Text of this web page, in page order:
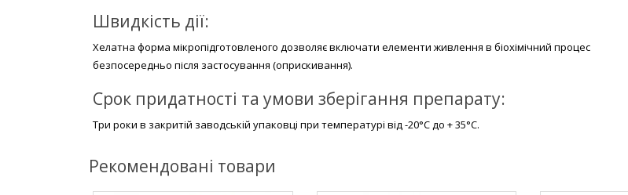
Швидкість дії:
Хелатна форма мікропідготовленого дозволяє включати елементи живлення в біохімічний процес
безпосередньо після застосування (оприскивання).
Срок придатності та умови зберігання препарату:
Три роки в закритій заводській упаковці при температурі від -20°С до + 35°С.
Рекомендовані товари